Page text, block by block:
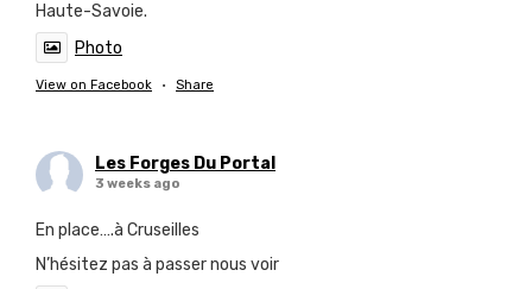
Haute-Savoie.
Photo
View on Facebook · Share
Les Forges Du Portal
3 weeks ago
En place….à Cruseilles
N’hésitez pas à passer nous voir